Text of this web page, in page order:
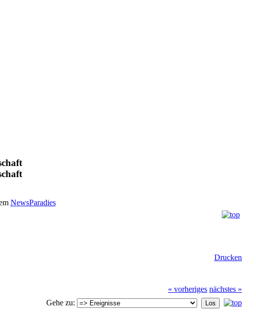
NewsParadies
Drucken
« vorheriges nächstes »
Gehe zu: